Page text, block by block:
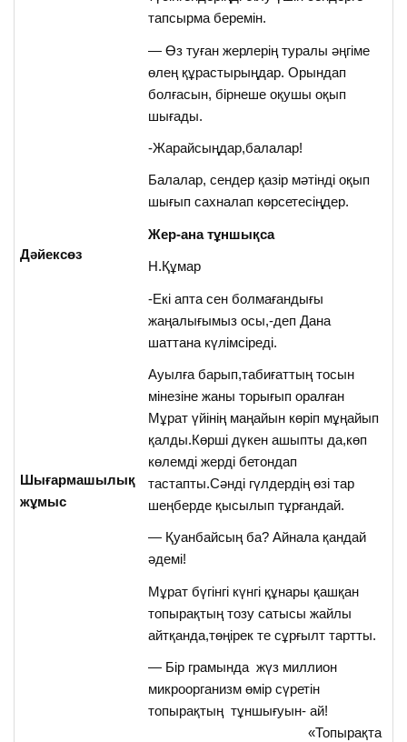
Дәйексөз
Шығармашылық
жұмыс
тапсырма беремін.
— Өз туған жерлерің туралы әңгіме
өлең құрастырыңдар. Орындап
болғасын, бірнеше оқушы оқып
шығады.
-Жарайсыңдар,балалар!
Балалар, сендер қазір мәтінді оқып
шығып сахналап көрсетесіңдер.
Жер-ана тұншықса
Н.Құмар
-Екі апта сен болмағандығы
жаңалығымыз осы,-деп Дана
шаттана күлімсіреді.
Ауылға барып,табиғаттың тосын
мінезіне жаны торығып оралған
Мұрат үйінің маңайын көріп мұңайып
қалды.Көрші дүкен ашыпты да,көп
көлемді жерді бетондап
тастапты.Сәнді гүлдердің өзі тар
шеңберде қысылып тұрғандай.
— Қуанбайсың ба? Айнала қандай
әдемі!
Мұрат бүгінгі күнгі құнары қашқан
топырақтың тозу сатысы жайлы
айтқанда,төңірек те сұрғылт тартты.
— Бір грамында жүз миллион
микроорганизм өмір сүретін
топырақтың тұншығуын- ай!
«Топырақта